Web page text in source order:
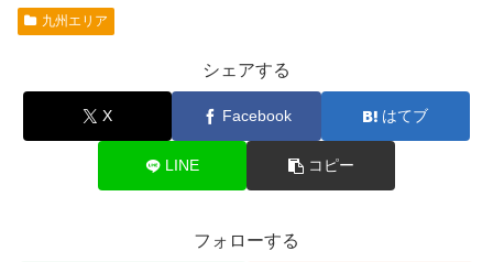
九州エリア
シェアする
X Facebook はてブ
LINE コピー
フォローする